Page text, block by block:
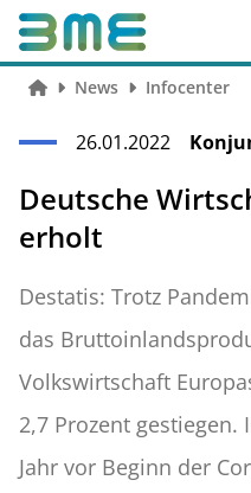
News Infocenter
26.01.2022
Deutsche
erholt
Destatis: Trotz
das
Volkswirtschaft
2,7 Prozent gestiegen.
Jahr vor Beginn der